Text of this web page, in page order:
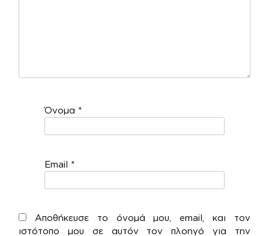
Όνομα *
Email *
Αποθήκευσε το όνομά μου, email, και τον
ιστότοπο μου σε αυτόν τον πλοηγό για την